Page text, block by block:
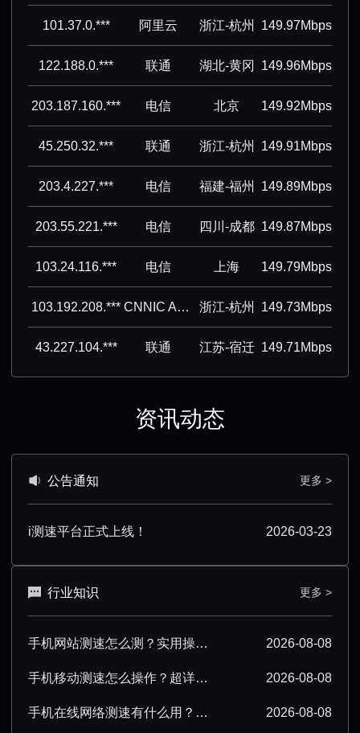
101.37.0.*** 阿里云 浙江-杭州 149.97Mbps
122.188.0.*** 联通 湖北-黄冈 149.96Mbps
203.187.160.*** 电信 北京 149.92Mbps
45.250.32.*** 联通 浙江-杭州 149.91Mbps
203.4.227.*** 电信 福建-福州 149.89Mbps
203.55.221.*** 电信 四川-成都 149.87Mbps
103.24.116.*** 电信 上海 149.79Mbps
103.192.208.*** CNNIC ASN block 浙江-杭州 149.73Mbps
43.227.104.*** 联通 江苏-宿迁 149.71Mbps
资讯动态
公告通知 更多 >
i测速平台正式上线！ 2026-03-23
行业知识 更多 >
手机网站测速怎么测？实用操作步骤与工具推荐 2026-08-08
手机移动测速怎么操作？超详细步骤与技巧分享 2026-08-08
手机在线网络测速有什么用？一文读懂实际价值 2026-08-08